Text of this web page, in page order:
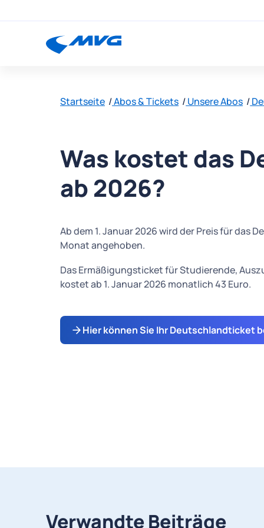
Startseite Abos & Tickets Unsere Abos
Was kostet das
ab 2026?
Ab dem 1. Januar 2026 wird der Preis für das
Monat angehoben.
Das Ermäßigungsticket für Studierende,
kostet ab 1. Januar 2026 monatlich 43 Euro.
Hier können Sie Ihr Deutschlandticket
Verwandte Beiträge